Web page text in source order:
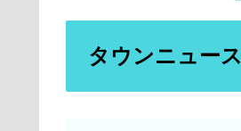
タウンニュー